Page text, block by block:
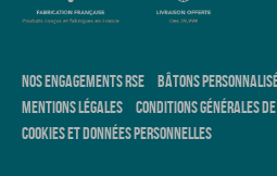
NOS ENGAGEMENTS RSE
BÂTONS
MENTIONS LÉGALES
CONDITIONS GÉNÉRALES
COOKIES ET DONNÉES PERSONNELLES